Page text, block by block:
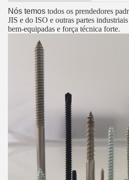
Nós temos todos os prendedores
JIS e do ISO e outras partes
bem-equipadas e força técnica forte.